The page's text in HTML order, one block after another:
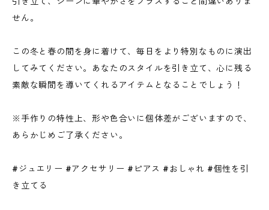
せん。
この冬と春の間を身に着けて、毎日をより特別なものに演出
してみてください。あなたのスタイルを引き立て、心に残る
素敵な瞬間を導いてくれるアイテムとなることでしょう！
※手作りの特性上、形や色合いに個体差がございますので、
あらかじめご了承ください。
#ジュエリー #アクセサリー #ピアス #おしゃれ #個性を引
き立てる